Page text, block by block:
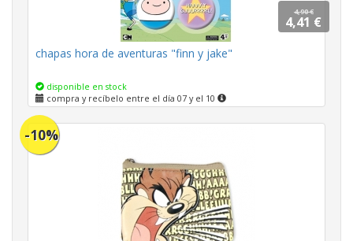
4,90 €
4,41 €
chapas hora de aventuras "finn y jake"
disponible en stock
compra y recíbelo entre el día 07 y el 10
-10%